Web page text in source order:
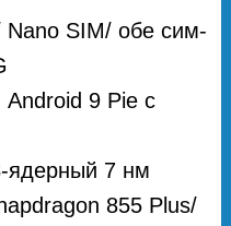
Nano SIM/ обе сим-
9 Pie с
ядерный 7 нм
855 Plus/